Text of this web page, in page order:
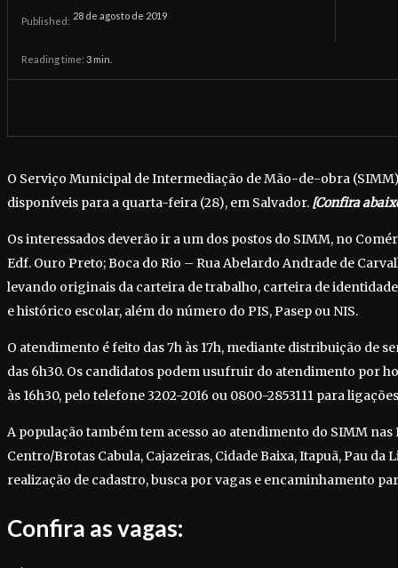
Published: 28 de agosto de 2019
Reading time: 3 min.
O Serviço Municipal de Intermediação de Mão-de-obra
disponíveis para a quarta-feira (28), em Salvador. [Confira
Os interessados deverão ir a um dos postos do SIMM, no
Edf. Ouro Preto; Boca do Rio – Rua Abelardo Andrade de
levando originais da carteira de trabalho, carteira de
e histórico escolar, além do número do PIS, Pasep ou NIS.
O atendimento é feito das 7h às 17h, mediante distribuição de
das 6h30. Os candidatos podem usufruir do atendimento por
às 16h30, pelo telefone 3202-2016 ou 0800-2853111 para
A população também tem acesso ao atendimento do SIMM
Centro/Brotas Cabula, Cajazeiras, Cidade Baixa, Itapuã, Pau da
realização de cadastro, busca por vagas e encaminhamento
Confira as vagas: